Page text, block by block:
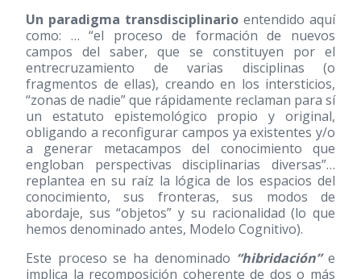
Un paradigma transdisciplinario entendido aquí
como: … “el proceso de formación de nuevos
campos del saber, que se constituyen por el
entrecruzamiento de varias disciplinas (o
fragmentos de ellas), creando en los intersticios,
“zonas de nadie” que rápidamente reclaman para sí
un estatuto epistemológico propio y original,
obligando a reconfigurar campos ya existentes y/o
a generar metacampos del conocimiento que
engloban perspectivas disciplinarias diversas”…
replantea en su raíz la lógica de los espacios del
conocimiento, sus fronteras, sus modos de
abordaje, sus “objetos” y su racionalidad (lo que
hemos denominado antes, Modelo Cognitivo).
Este proceso se ha denominado “hibridación”e
implica la recomposición coherente de dos o más